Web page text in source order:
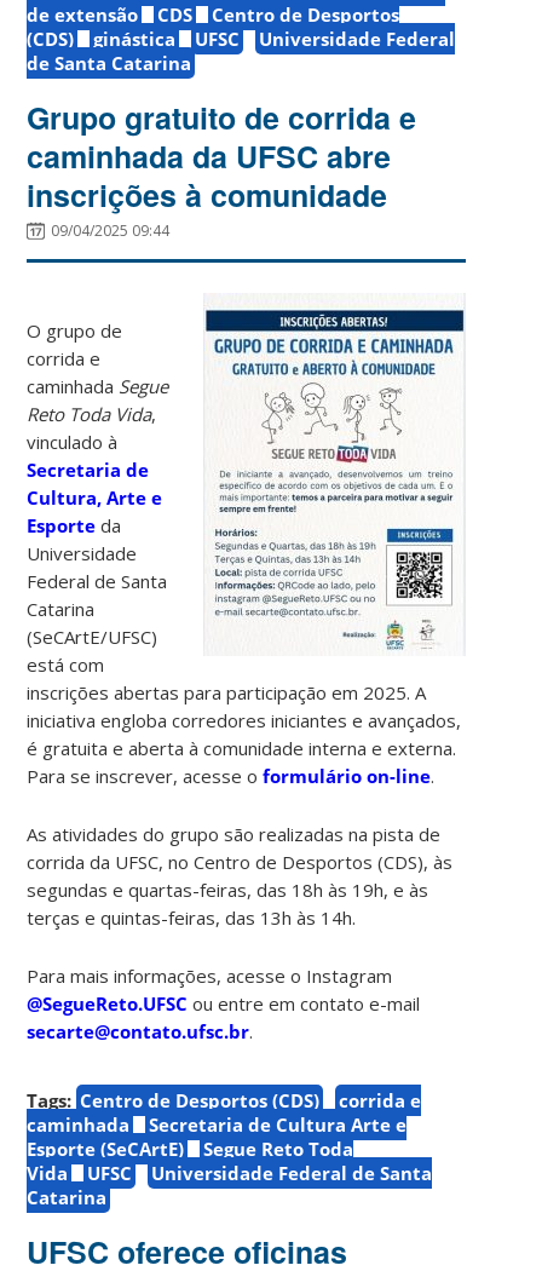
de extensão
CDS
Centro de Desportos
(CDS)
ginástica UFSC
Universidade Federal
de Santa Catarina
Grupo gratuito de corrida e
caminhada da UFSC abre
inscrições à comunidade
09/04/2025 09:44
O grupo de
corrida e
caminhada Segue
Reto Toda Vida,
vinculado à
Secretaria de
Cultura, Arte e
Esporte da
Universidade
Federal de Santa
Catarina
(SeCArtE/UFSC)
está com
inscrições abertas para participação em 2025. A
iniciativa engloba corredores iniciantes e avançados,
é gratuita e aberta à comunidade interna e externa.
Para se inscrever, acesse oformulário on-line.
As atividades do grupo são realizadas na pista de
corrida da UFSC, no Centro de Desportos (CDS), às
segundas e quartas-feiras, das 18h às 19h, e às
terças e quintas-feiras, das 13h às 14h.
Para mais informações, acesse o Instagram
@SegueReto.UFSC ou entre em contato e-mail
secarte@contato.ufsc.br.
Tags: Centro de Desportos (CDS)
corrida e
caminhada
Secretaria de Cultura Arte e
Esporte (SeCArtE)
Segue Reto Toda
Vida
UFSC
Universidade Federal de Santa
Catarina
UFSC oferece oficinas